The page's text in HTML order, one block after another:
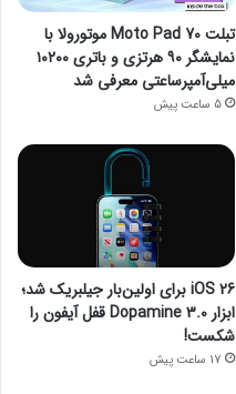
تبلت Moto Pad 70 موتورولا با
نمایشگر ۹۰ هرتزی و باتری ۱۰۲۰۰
میلی‌آمپرساعتی معرفی شد
5 ساعت پیش
iOS 26 برای اولین‌بار جیلبریک شد؛
ابزار Dopamine 3.0 قفل آیفون را
شکست!
17 ساعت پیش